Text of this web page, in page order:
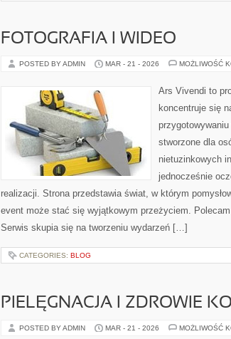
FOTOGRAFIA I WIDEO
POSTED BY ADMIN MAR - 21 - 2026 MOŻLIWOŚĆ
Ars Vivendi to
koncentruje się
stworzone dla
nietuzinkowych
jednocześnie
realizacji. Strona przedstawia świat, w którym
event może stać się wyjątkowym przeżyciem.
Serwis skupia się na tworzeniu wydarzeń […]
CATEGORIES: BLOG
PIELĘGNACJA I ZDROWIE
POSTED BY ADMIN MAR - 21 - 2026 MOŻLIWOŚĆ